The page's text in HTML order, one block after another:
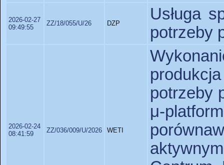
2026-02-27
09:49:55
ZZ/18/055/U/26 DZP
Usługa
potrzeby
2026-02-24
08:41:59
ZZ/036/009/U/2026 WETI
potrzeby
μ-